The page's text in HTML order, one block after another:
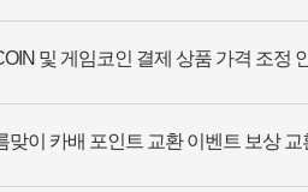
및 게임코인 결제 상품 가격 조정